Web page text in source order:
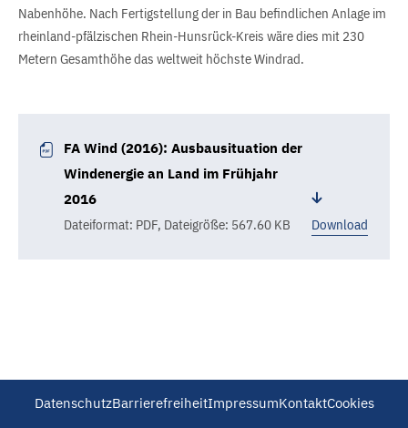
Nabenhöhe. Nach Fertigstellung der in Bau befindlichen Anlage im
rheinland-pfälzischen Rhein-Hunsrück-Kreis wäre dies mit 230
Metern Gesamthöhe das weltweit höchste Windrad.
FA Wind (2016): Ausbausituation der
Windenergie an Land im Frühjahr
2016
Dateiformat: PDF, Dateigröße: 567.60 KB Download
DatenschutzBarrierefreiheitImpressumKontaktCookies